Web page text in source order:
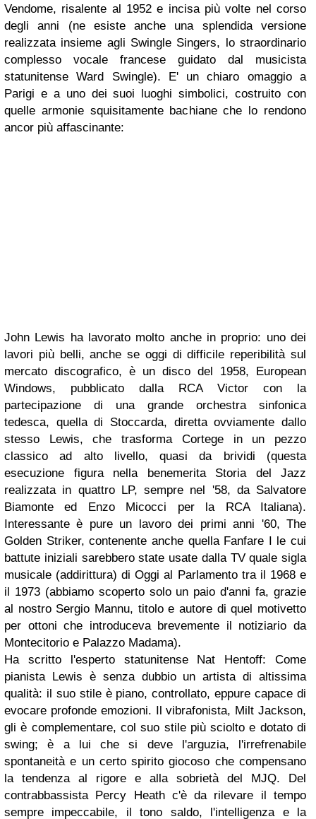
Vendome, risalente al 1952 e incisa più volte nel corso
degli anni (ne esiste anche una splendida versione
realizzata insieme agli Swingle Singers, lo straordinario
complesso vocale francese guidato dal musicista
statunitense Ward Swingle). E' un chiaro omaggio a
Parigi e a uno dei suoi luoghi simbolici, costruito con
quelle armonie squisitamente bachiane che lo rendono
ancor più affascinante:
John Lewis ha lavorato molto anche in proprio: uno dei
lavori più belli, anche se oggi di difficile reperibilità sul
mercato discografico, è un disco del 1958, European
Windows, pubblicato dalla RCA Victor con la
partecipazione di una grande orchestra sinfonica
tedesca, quella di Stoccarda, diretta ovviamente dallo
stesso Lewis, che trasforma Cortegein un pezzo
classico ad alto livello, quasi da brividi (questa
esecuzione figura nella benemerita Storia del Jazz
realizzata in quattro LP, sempre nel '58, da Salvatore
Biamonte ed Enzo Micocci per la RCA Italiana).
Interessante è pure un lavoro dei primi anni '60, The
Golden Striker, contenente anche quella Fanfare I le cui
battute iniziali sarebbero state usate dalla TV quale sigla
musicale (addirittura) diOggi al Parlamentotra il 1968 e
il 1973 (abbiamo scoperto solo un paio d'anni fa, grazie
al nostro Sergio Mannu, titolo e autore di quel motivetto
per ottoni che introduceva brevemente il notiziario da
Montecitorio e Palazzo Madama).
Ha scritto l'esperto statunitense Nat Hentoff: Come
pianista Lewis è senza dubbio un artista di altissima
qualità: il suo stile è piano, controllato, eppure capace di
evocare profonde emozioni. Il vibrafonista, Milt Jackson,
gli è complementare, col suo stile più sciolto e dotato di
swing; è a lui che si deve l'arguzia, l'irrefrenabile
spontaneità e un certo spirito giocoso che compensano
la tendenza al rigore e alla sobrietà del MJQ. Del
contrabbassista Percy Heath c'è da rilevare il tempo
sempre impeccabile, il tono saldo, l'intelligenza e la